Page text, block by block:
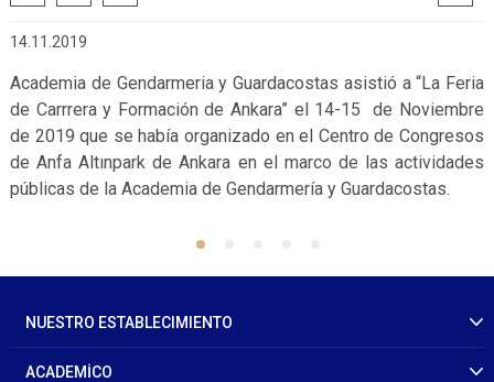
14.11.2019
Academia de Gendarmeria y Guardacostas asistió a “La Feria
de Carrrera y Formación de Ankara” el 14-15 de Noviembre
de 2019 que se había organizado en el Centro de Congresos
de Anfa Altınpark de Ankara en el marco de las actividades
públicas de la Academia de Gendarmería y Guardacostas.
NUESTRO ESTABLECIMIENTO
ACADEMİCO